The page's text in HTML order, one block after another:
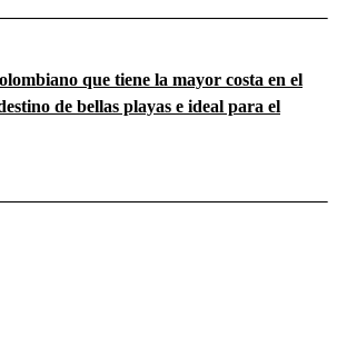
que tiene la mayor costa en el
de bellas playas e ideal para el